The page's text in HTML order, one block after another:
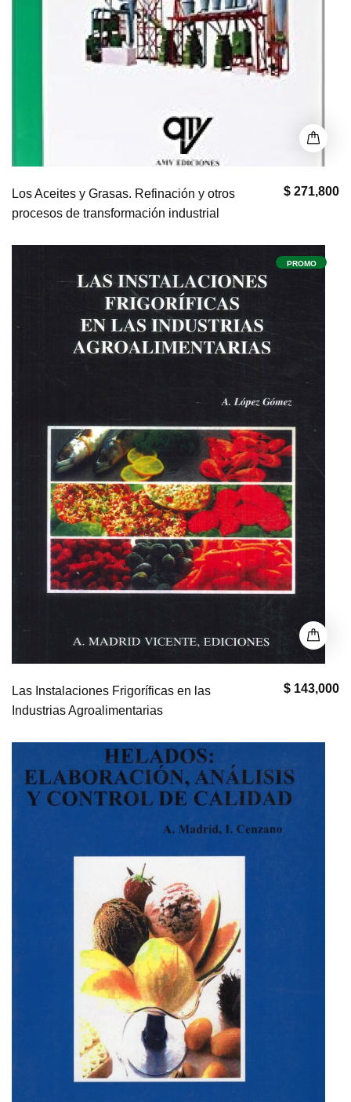
$ 271,800
Los Aceites y Grasas. Refinación y otros
procesos de transformación industrial
PROMO
$ 143,000
Las Instalaciones Frigoríficas en las
Industrias Agroalimentarias